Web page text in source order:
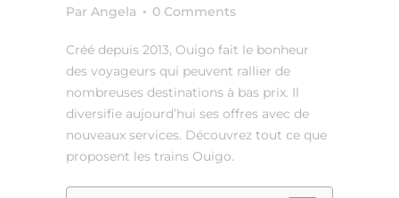
Par Angela 0 Comments
Créé depuis 2013, Ouigo fait le bonheur
des voyageurs qui peuvent rallier de
nombreuses destinations à bas prix. Il
diversifie aujourd’hui ses offres avec de
nouveaux services. Découvrez tout ce que
proposent les trains Ouigo.